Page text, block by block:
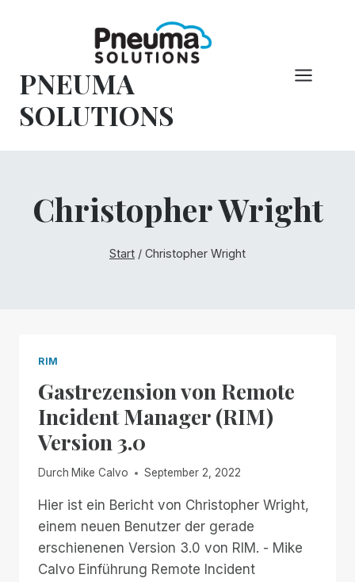
PNEUMA
SOLUTIONS
Christopher Wright
Start / Christopher Wright
RIM
Gastrezension von Remote
Incident Manager (RIM)
Version 3.0
Durch Mike Calvo September 2, 2022
Hier ist ein Bericht von Christopher Wright,
einem neuen Benutzer der gerade
erschienenen Version 3.0 von RIM. - Mike
Calvo Einführung Remote Incident